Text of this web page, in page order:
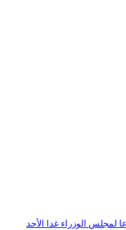
لمجلس الوزراء غدا الأحد